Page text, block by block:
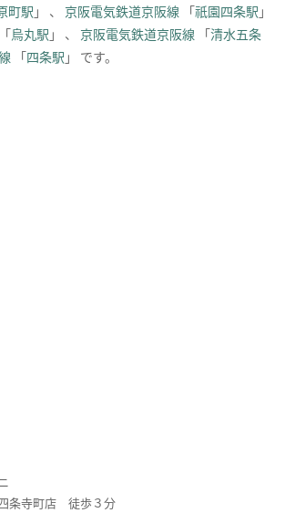
町駅 」 、 京阪電気鉄道京阪線 「祇園四条駅 」
「烏丸駅 」 、 京阪電気鉄道京阪線 「清水五条
「四条駅 」 です。
条寺町店 徒歩３分